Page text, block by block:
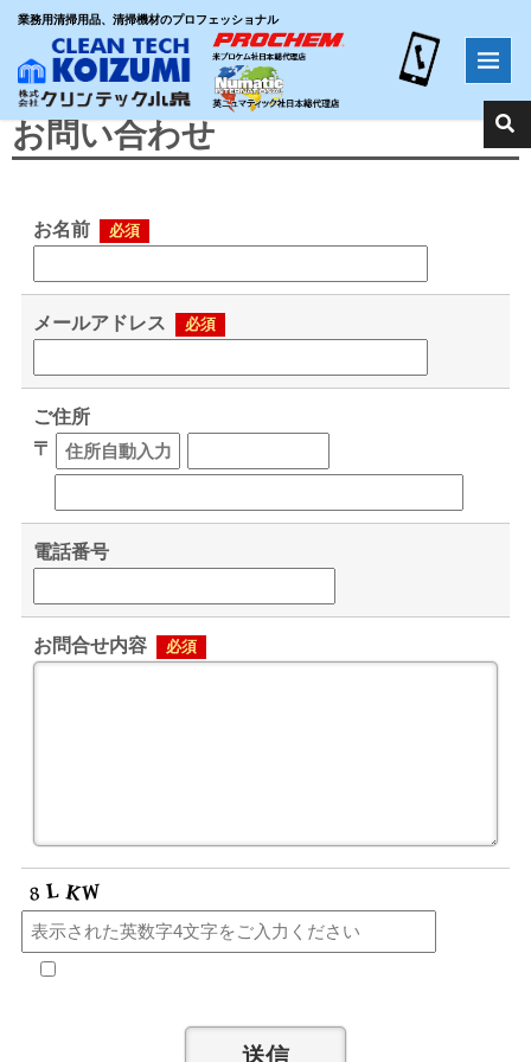
業務用清掃用品、清掃機材のプロフェッショナル
ホーム>お問い合わせ
お問い合わせ
お名前 必須
メールアドレス 必須
ご住所
〒
電話番号
お問合せ内容 必須